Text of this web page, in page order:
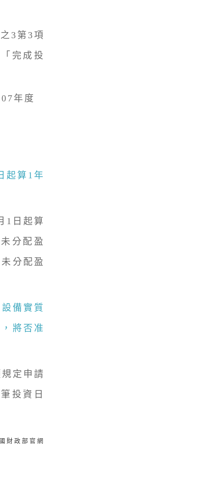
3第3項
完成投
年度
起算1年
日起算
分配盈
分配盈
備實質
將否准
定申請
投資日
財政部官網